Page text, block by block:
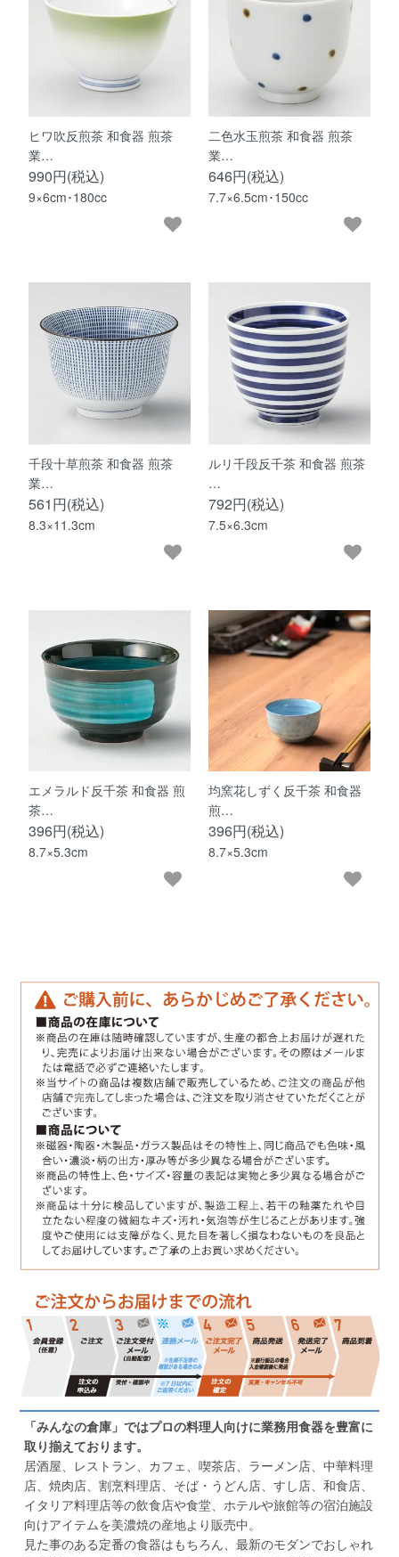
ヒワ吹反煎茶 和食器 煎茶
業…
990円(税込)
9×6cm･180cc
二色水玉煎茶 和食器 煎茶
業…
646円(税込)
7.7×6.5cm･150cc
千段十草煎茶 和食器 煎茶
業…
561円(税込)
8.3×11.3cm
ルリ千段反千茶 和食器 煎茶
…
792円(税込)
7.5×6.3cm
エメラルド反千茶 和食器 煎
茶…
396円(税込)
8.7×5.3cm
均窯花しずく反千茶 和食器
煎…
396円(税込)
8.7×5.3cm
「みんなの倉庫」ではプロの料理人向けに業務用食器を豊富に
取り揃えております。
居酒屋、レストラン、カフェ、喫茶店、ラーメン店、中華料理
店、焼肉店、割烹料理店、そば・うどん店、すし店、和食店、
イタリア料理店等の飲食店や食堂、ホテルや旅館等の宿泊施設
向けアイテムを美濃焼の産地より販売中。
見た事のある定番の食器はもちろん、最新のモダンでおしゃれ